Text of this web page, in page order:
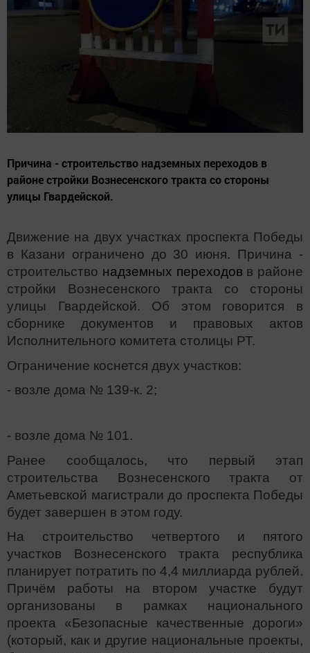
Причина - строительство надземных переходов в
районе стройки Вознесенского тракта со стороны
улицы Гвардейской.
Движение на двух участках проспекта Победы
в Казани ограничено до 30 июня. Причина -
строительство надземных переходов в районе
стройки Вознесенского тракта со стороны
улицы Гвардейской. Об этом говорится в
сборнике документов и правовых актов
Исполнительного комитета столицы РТ.
Ограничение коснется двух участков:
- возле дома № 139-к. 2;
- возле дома № 101.
Ранее сообщалось, что первый этап
строительства Вознесенского тракта от
Аметьевской магистрали до проспекта Победы
будет завершен в этом году.
На строительство четвертого и пятого
участков Вознесенского тракта республика
планирует потратить по 4,4 миллиарда рублей.
Причём работы на втором участке будут
организованы в рамках национального
проекта «Безопасные качественные дороги»
(который, как и другие национальные проекты,